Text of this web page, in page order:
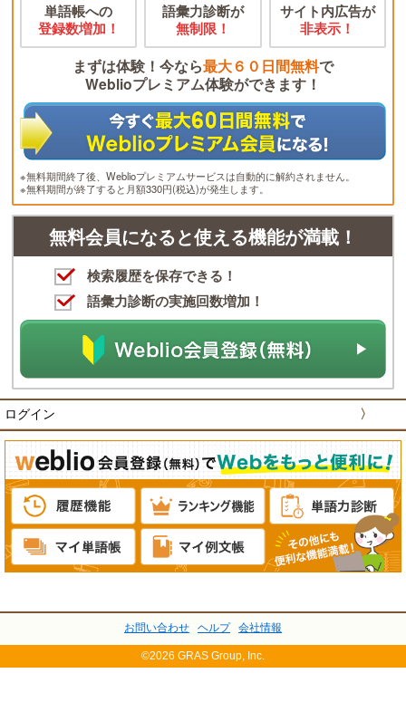
単語帳への
登録数増加！
語彙力診断が
無制限！
サイト内広告が
非表示！
まずは体験！今なら最大６０日間無料で
Weblioプレミアム体験ができます！
※無料期間終了後、Weblioプレミアムサービスは自動的に解約されません。
※無料期間が終了すると月額330円(税込)が発生します。
無料会員になると使える機能が満載！
検索履歴を保存できる！
語彙力診断の実施回数増加！
ログイン 〉
お問い合わせ ヘルプ 会社情報
©2026 GRAS Group, Inc.